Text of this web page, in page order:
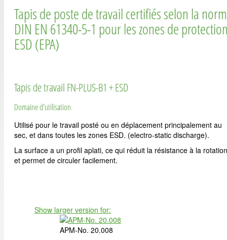
Tapis de poste de travail certifiés selon la
DIN EN 61340-5-1 pour les zones de
ESD (EPA)
Tapis de travail FN-PLUS-B1 + ESD
Domaine d'utilisation
Utilisé pour le travail posté ou en déplacement principalement au
sec, et dans toutes les zones ESD. (electro-static discharge).
La surface a un profil aplati, ce qui réduit la résistance à la rotation
et permet de circuler facilement.
Show larger version for:
APM-No. 20.008